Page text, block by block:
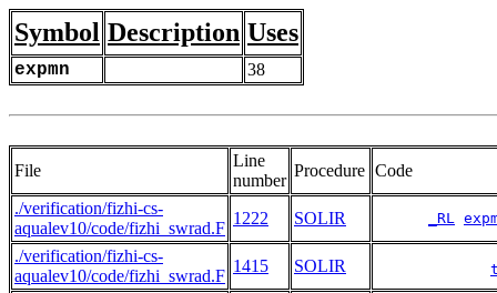
Symbol Description Uses
expmn 38
File
Line
number
Procedure Code
./verification/fizhi-cs-
aqualev10/code/fizhi_swrad.F
1222 SOLIR _RL
./verification/fizhi-cs-
aqualev10/code/fizhi_swrad.F
1415 SOLIR